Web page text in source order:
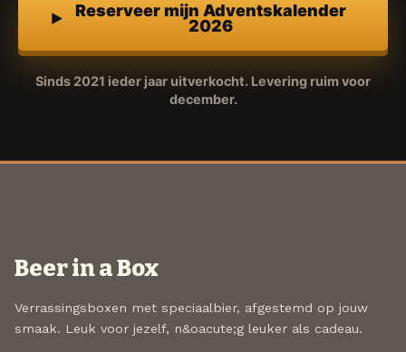
Reserveer mijn Adventskalender
2026
Sinds 2021 ieder jaar uitverkocht. Levering ruim voor
december.
Beer in a Box
Verrassingsboxen met speciaalbier, afgestemd op jouw
smaak. Leuk voor jezelf, n&oacute;g leuker als cadeau.